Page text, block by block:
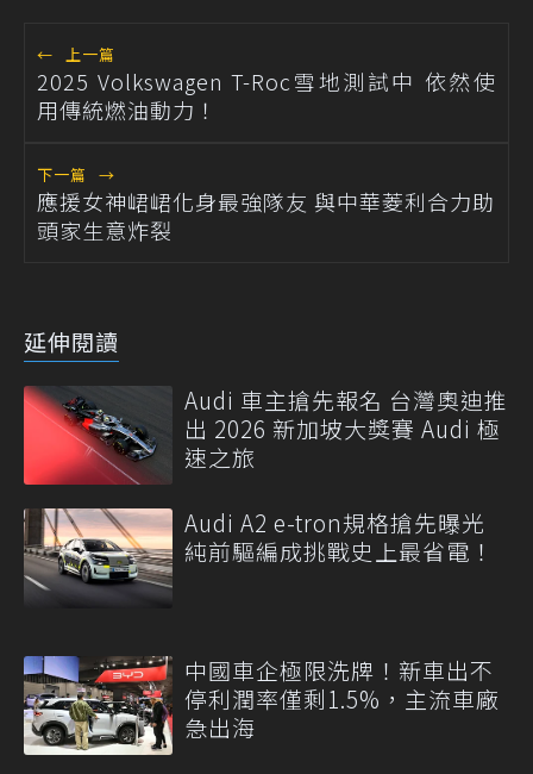
← 上一篇
2025 Volkswagen T-Roc雪地測試中 依然使
用傳統燃油動力！
下一篇 →
應援女神峮峮化身最強隊友 與中華菱利合力助
頭家生意炸裂
延伸閱讀
Audi 車主搶先報名 台灣奧迪推
出 2026 新加坡大獎賽 Audi 極
速之旅
Audi A2 e-tron規格搶先曝光
純前驅編成挑戰史上最省電！
中國車企極限洗牌！新車出不
停利潤率僅剩1.5%，主流車廠
急出海